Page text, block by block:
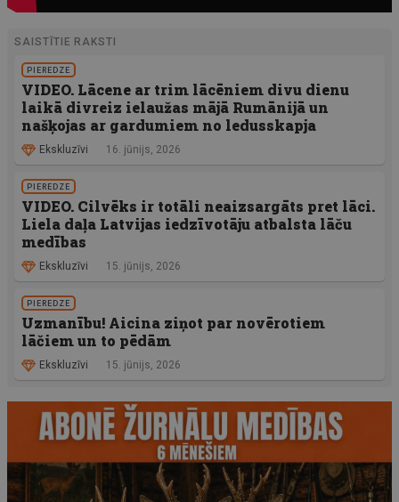
SAISTĪTIE RAKSTI
PIEREDZE
VIDEO. Lācene ar trim lācēniem divu dienu
laikā divreiz ielaužas mājā Rumānijā un
našķojas ar gardumiem no ledusskapja
Ekskluzīvi 16. jūnijs, 2026
PIEREDZE
VIDEO. Cilvēks ir totāli neaizsargāts pret lāci.
Liela daļa Latvijas iedzīvotāju atbalsta lāču
medības
Ekskluzīvi 15. jūnijs, 2026
PIEREDZE
Uzmanību! Aicina ziņot par novērotiem
lāčiem un to pēdām
Ekskluzīvi 15. jūnijs, 2026